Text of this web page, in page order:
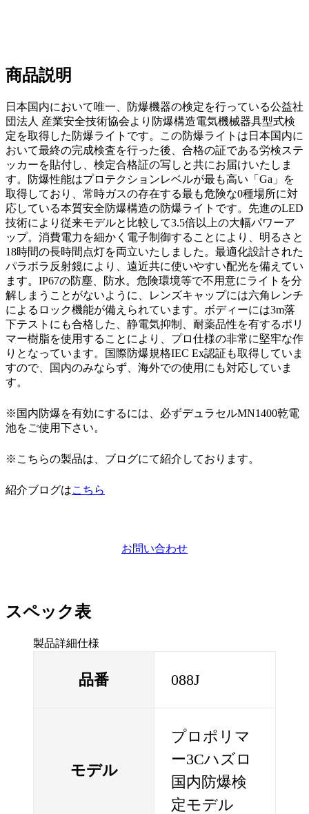
商品説明
日本国内において唯一、防爆機器の検定を行っている公益社
団法人 産業安全技術協会より防爆構造電気機械器具型式検
定を取得した防爆ライトです。この防爆ライトは日本国内に
おいて最終の完成検査を行った後、合格の証である労検ステ
ッカーを貼付し、検定合格証の写しと共にお届けいたしま
す。防爆性能はプロテクションレベルが最も高い「Ga」を
取得しており、常時ガスの存在する最も危険な0種場所に対
応している本質安全防爆構造の防爆ライトです。先進のLED
技術により従来モデルと比較して3.5倍以上の大幅パワーア
ップ。消費電力を細かく電子制御することにより、明るさと
18時間の長時間点灯を両立いたしました。最適化設計された
パラボラ反射鏡により、遠近共に使いやすい配光を備えてい
ます。IP67の防塵、防水。危険環境等で不用意にライトを分
解しまうことがないように、レンズキャップには六角レンチ
によるロック機能が備えられています。ボディーには3m落
下テストにも合格した、静電気抑制、耐薬品性を有するポリ
マー樹脂を使用することにより、プロ仕様の非常に堅牢な作
りとなっています。国際防爆規格IEC Ex認証も取得していま
すので、国内のみならず、海外での使用にも対応していま
す。
※国内防爆を有効にするには、必ずデュラセルMN1400乾電
池をご使用下さい。
※こちらの製品は、ブログにて紹介しております。
紹介ブログはこちら
お問い合わせ
スペック表
製品詳細仕様
品番 088J
モデル
プロポリマ
ー3Cハズロ
国内防爆検
定モデル